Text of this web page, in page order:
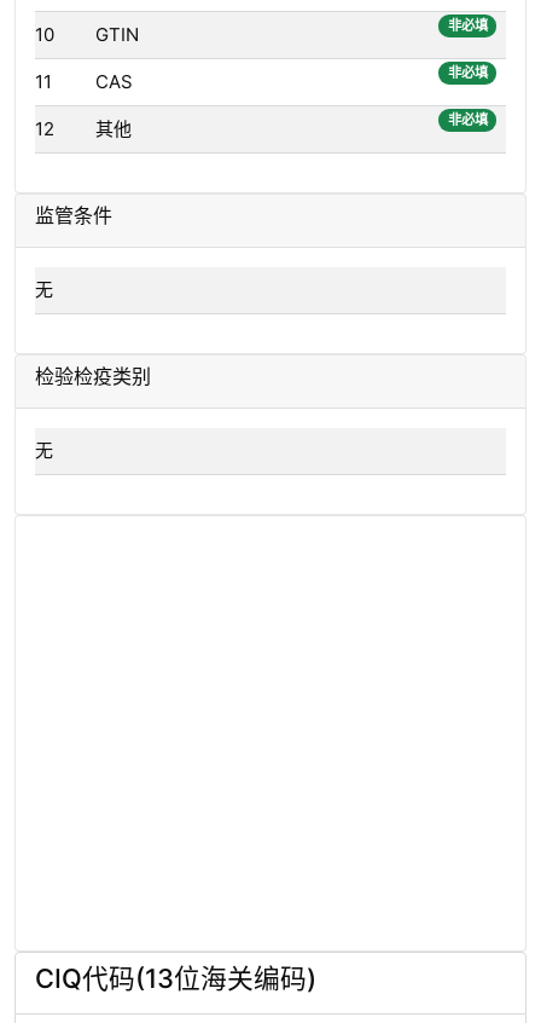
10 GTIN 非必填
11 CAS 非必填
12 其他 非必填
监管条件
无
检验检疫类别
无
CIQ代码(13位海关编码)